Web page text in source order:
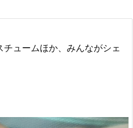
ュームほか、みんながシェ